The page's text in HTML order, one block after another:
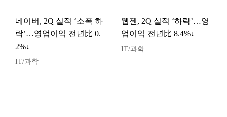
네이버, 2Q 실적 ‘소폭 하
락’…영업이익 전년比 0.
2%↓
IT/과학
웹젠, 2Q 실적 ‘하락’…영
업이익 전년比 8.4%↓
IT/과학